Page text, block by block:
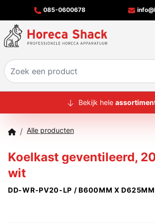
085-0600678
HOME
MERKEN
CONTACT
Bekijk hele
/ Alle producten
Koelkast geventileerd,
wit
DD-WR-PV20-LP / B600MM X